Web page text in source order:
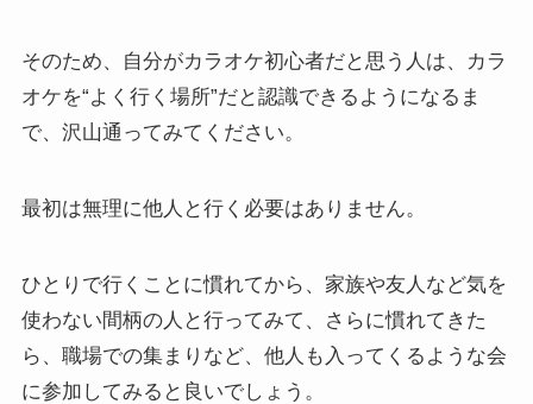
そのため、自分がカラオケ初心者だと思う人は、カラ
オケを“よく行く場所”だと認識できるようになるま
で、沢山通ってみてください。
最初は無理に他人と行く必要はありません。
ひとりで行くことに慣れてから、家族や友人など気を
使わない間柄の人と行ってみて、さらに慣れてきた
ら、職場での集まりなど、他人も入ってくるような会
に参加してみると良いでしょう。